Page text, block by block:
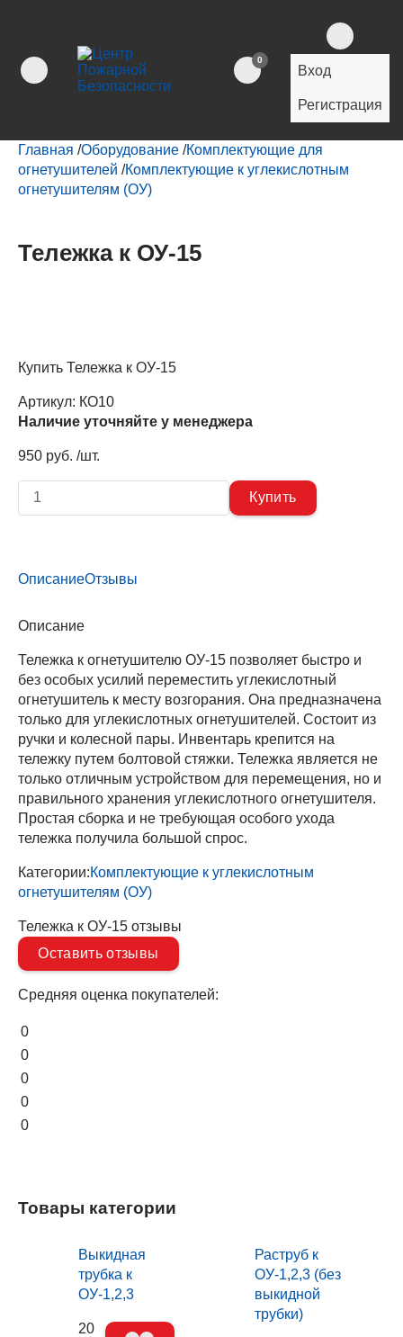
0
Вход
Регистрация
Главная /Оборудование /Комплектующие для
огнетушителей /Комплектующие к углекислотным
огнетушителям (ОУ)
Тележка к ОУ-15
Купить Тележка к ОУ-15
Артикул: КО10
Наличие уточняйте у менеджера
950 руб. /шт.
ОписаниеОтзывы
Описание
Тележка к огнетушителю ОУ-15 позволяет быстро и
без особых усилий переместить углекислотный
огнетушитель к месту возгорания. Она предназначена
только для углекислотных огнетушителей. Состоит из
ручки и колесной пары. Инвентарь крепится на
тележку путем болтовой стяжки. Тележка является не
только отличным устройством для перемещения, но и
правильного хранения углекислотного огнетушителя.
Простая сборка и не требующая особого ухода
тележка получила большой спрос.
Категории:Комплектующие к углекислотным
огнетушителям (ОУ)
Тележка к ОУ-15 отзывы
Оставить отзывы
Средняя оценка покупателей:
0
0
0
0
0
Товары категории
Выкидная
трубка к
ОУ-1,2,3
20
Раструб к
ОУ-1,2,3 (без
выкидной
трубки)